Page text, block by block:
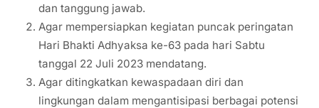
dan tanggung jawab.
Agar mempersiapkan kegiatan puncak peringatan
Hari Bhakti Adhyaksa ke-63 pada hari Sabtu
tanggal 22 Juli 2023 mendatang.
Agar ditingkatkan kewaspadaan diri dan
lingkungan dalam mengantisipasi berbagai potensi